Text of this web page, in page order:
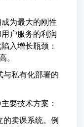
为最大的刚性
户服务的利润
入增长瓶颈：
。
与私有化部署的
要技术方案：
的卖课系统。例